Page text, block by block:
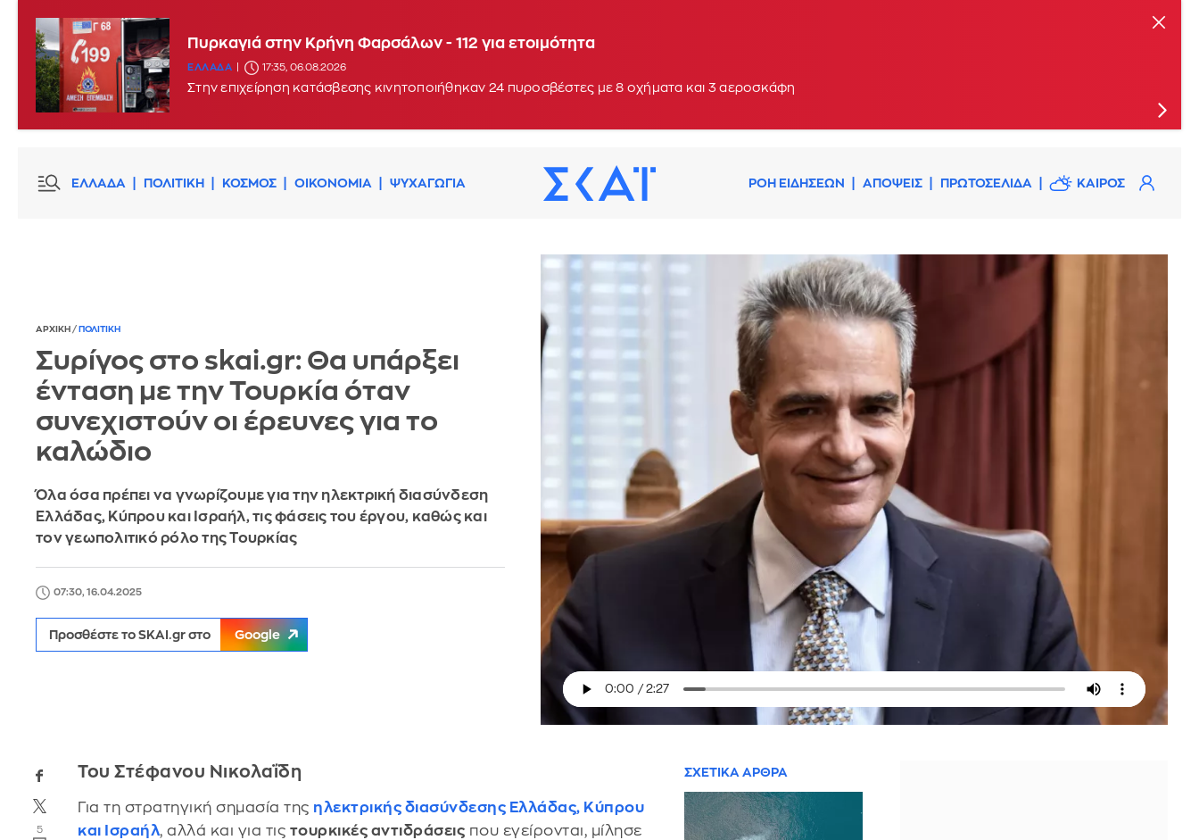
Μεγάλη φωτιά στη Σκύρο: Ενισχύθηκαν οι δυνάμεις - Σπεύδουν ακτοπλοϊκώς επιπλέον πυροσβέστες
Πυρκαγιά στην Κρήνη Φαρσάλων - 112 για ετοιμότητα
ΕΛΛΑΔΑ 17:35, 06.08.2026
Στην επιχείρηση κατάσβεσης κινητοποιήθηκαν 24 πυροσβέστες με 8 οχήματα και 3 αεροσκάφη
ΕΛΛΑΔΑ ΠΟΛΙΤΙΚΗ ΚΟΣΜΟΣ ΟΙΚΟΝΟΜΙΑ ΨΥΧΑΓΩΓΙΑ ΡΟΗ ΕΙΔΗΣΕΩΝ ΑΠΟΨΕΙΣ ΠΡΩΤΟΣΕΛΙΔΑ ΚΑΙΡΟΣ
ΑΡΧΙΚΗ / ΠΟΛΙΤΙΚΗ
Συρίγος στο skai.gr: Θα υπάρξει
ένταση με την Τουρκία όταν
συνεχιστούν οι έρευνες για το
καλώδιο
Όλα όσα πρέπει να γνωρίζουμε για την ηλεκτρική διασύνδεση
Ελλάδας, Κύπρου και Ισραήλ, τις φάσεις του έργου, καθώς και
τον γεωπολιτικό ρόλο της Τουρκίας
07:30, 16.04.2025
Προσθέστε το SKAI.gr στο Google
5
Του Στέφανου Νικολαΐδη
Για τη στρατηγική σημασία της ηλεκτρικής διασύνδεσης Ελλάδας, Κύπρου
και Ισραήλ, αλλά και για τις τουρκικές αντιδράσεις που εγείρονται, μίλησε
ΣΧΕΤΙΚΑ ΑΡΘΡΑ